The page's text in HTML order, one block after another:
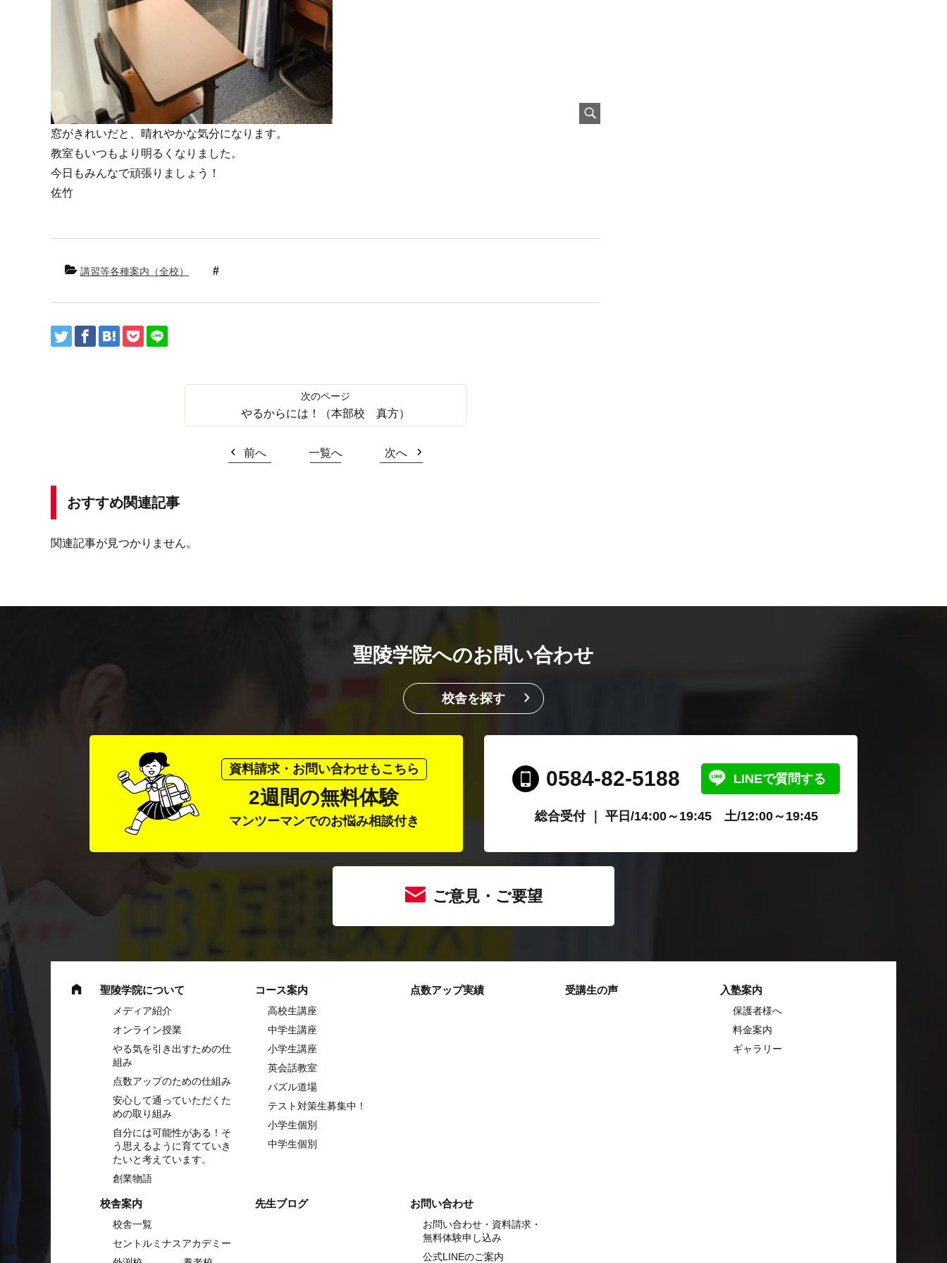
窓がきれいだと、晴れやかな気分になります。
教室もいつもより明るくなりました。
今日もみんなで頑張りましょう！
佐竹
講習等各種案内（全校）
やるからには！（本部校 真方）
前へ 一覧へ 次へ
おすすめ関連記事
関連記事が見つかりません。
聖陵学院へのお問い合わせ
校舎を探す
資料請求・お問い合わせもこちら
2週間の無料体験
マンツーマンでのお悩み相談付き
0584-82-5188 LINEで質問する
総合受付 ｜ 平日/14:00～19:45 土/12:00～19:45
ご意見・ご要望
聖陵学院について
メディア紹介
オンライン授業
やる気を引き出すための仕
組み
点数アップのための仕組み
安心して通っていただくた
めの取り組み
自分には可能性がある！そ
う思えるように育てていき
たいと考えています。
創業物語
コース案内
高校生講座
中学⽣講座
⼩学⽣講座
英会話教室
パズル道場
テスト対策生募集中！
小学生個別
中学生個別
点数アップ実績 受講生の声 入塾案内
保護者様へ
料金案内
ギャラリー
校舎案内
校舎一覧
セントルミナスアカデミー
先生ブログ お問い合わせ
お問い合わせ・資料請求・
無料体験申し込み
公式LINEのご案内